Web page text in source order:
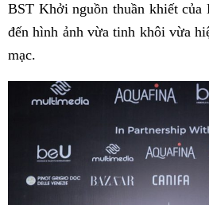
BST Khởi nguồn thuần khiết
đến hình ảnh vừa tinh khôi vừa
mạc.